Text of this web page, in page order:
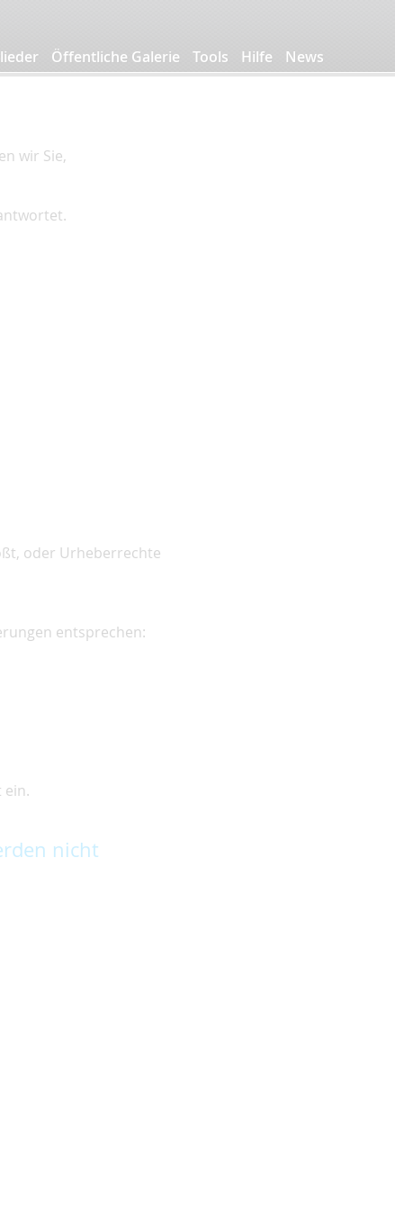
Öffentliche Galerie Tools Hilfe News
wir Sie,
oder Urheberrechte
entsprechen:
ein.
nicht